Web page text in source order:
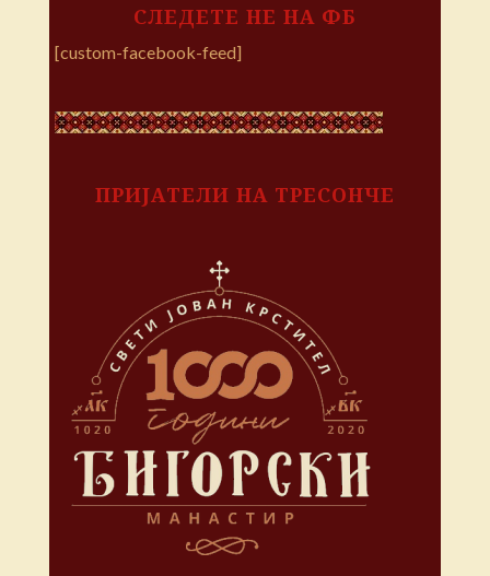
СЛЕДЕТЕ НЕ НА ФБ
[custom-facebook-feed]
ПРИЈАТЕЛИ НА ТРЕСОНЧЕ